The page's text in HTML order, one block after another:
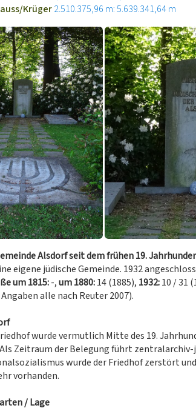
Krüger2.510.375,96 m: 5.639.341,64 m
Alsdorf seit dem frühen 19.
eigene jüdische Gemeinde. 1932
um 1815:-,um 1880:14 (1885), 1932:10 / 31
alle nach Reuter 2007).
wurde vermutlich Mitte des 19.
Zeitraum der Belegung führt zentralarchiv-
wurde der Friedhof zerstört
vorhanden.
/ Lage